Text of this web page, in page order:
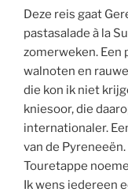
Deze reis gaat
pastasalade à la
zomerweken. Een
walnoten en
die kon ik niet
kniesoor, die
internationaler.
van de
Touretappe
Ik wens iedereen